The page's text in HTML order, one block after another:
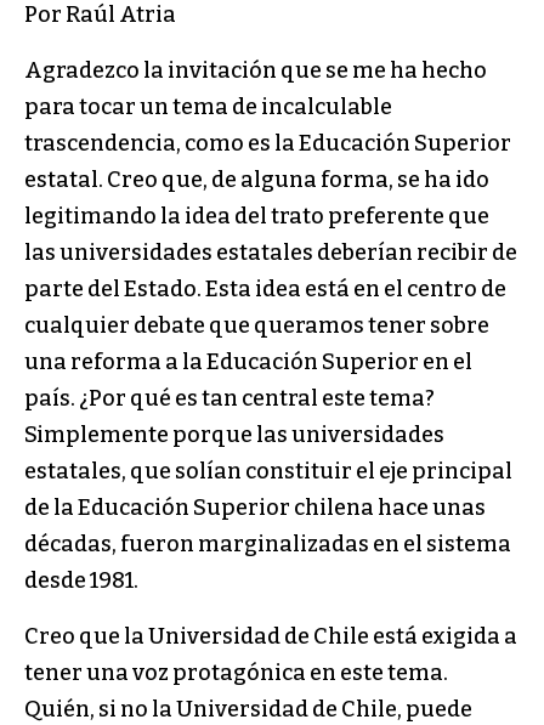
Por Raúl Atria
Agradezco la invitación que se me ha hecho
para tocar un tema de incalculable
trascendencia, como es la Educación Superior
estatal. Creo que, de alguna forma, se ha ido
legitimando la idea del trato preferente que
las universidades estatales deberían recibir de
parte del Estado. Esta idea está en el centro de
cualquier debate que queramos tener sobre
una reforma a la Educación Superior en el
país. ¿Por qué es tan central este tema?
Simplemente porque las universidades
estatales, que solían constituir el eje principal
de la Educación Superior chilena hace unas
décadas, fueron marginalizadas en el sistema
desde 1981.
Creo que la Universidad de Chile está exigida a
tener una voz protagónica en este tema.
Quién, si no la Universidad de Chile, puede